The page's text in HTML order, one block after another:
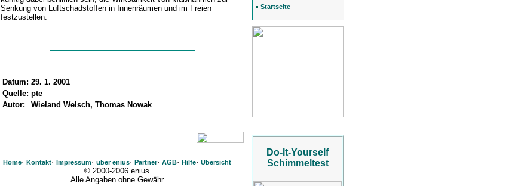
Senkung von Luftschadstoffen in Innenräumen und im Freien
festzustellen.
Datum: 29. 1. 2001
Quelle: pte
Autor:
Wieland Welsch, Thomas Nowak
Home· Kontakt· Impressum· über enius· Partner· AGB· Hilfe· Übersicht
© 2000-2006 enius
Alle Angaben ohne Gewähr
Startseite
Do-It-Yourself
Schimmeltest